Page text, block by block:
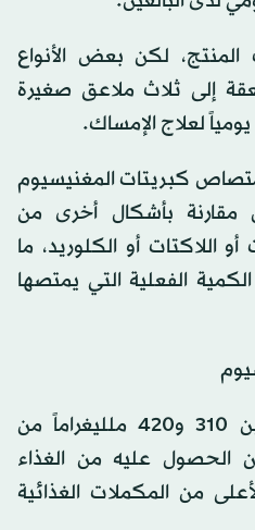
لكن بعض الأنواع
إلى ثلاث ملاعق صغيرة
لعلاج الإمساك.
كبريتات المغنيسيوم
مقارنة بأشكال أخرى من
اللاكتات أو الكلوريد، ما
الفعلية التي يمتصها
يحتاج البالغون إلى ما بين 310 و420 ملليغراماً من
الحصول عليه من الغذاء
من المكملات الغذائية